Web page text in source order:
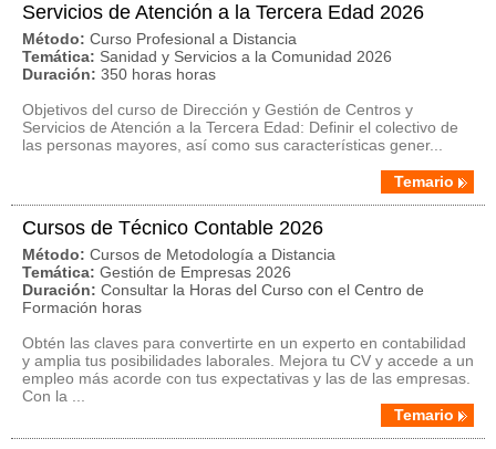
Servicios de Atención a la Tercera Edad 2026
Método: Curso Profesional a Distancia
Temática: Sanidad y Servicios a la Comunidad 2026
Duración: 350 horas horas
Objetivos del curso de Dirección y Gestión de Centros y
Servicios de Atención a la Tercera Edad: Definir el colectivo de
las personas mayores, así como sus características gener...
Temario
Cursos de Técnico Contable 2026
Método: Cursos de Metodología a Distancia
Temática: Gestión de Empresas 2026
Duración: Consultar la Horas del Curso con el Centro de
Formación horas
Obtén las claves para convertirte en un experto en contabilidad
y amplia tus posibilidades laborales. Mejora tu CV y accede a un
empleo más acorde con tus expectativas y las de las empresas.
Con la ...
Temario